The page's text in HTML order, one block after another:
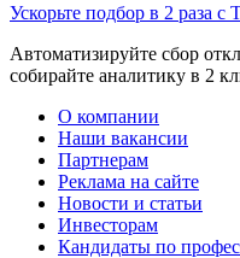
Ускорьте подбор в 2 раза с
Автоматизируйте сбор
собирайте аналитику в 2
О компании
Наши вакансии
Партнерам
Реклама на сайте
Новости и статьи
Инвесторам
Кандидаты по